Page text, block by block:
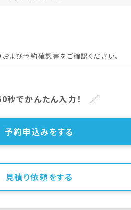
よび予約確認書をご確認ください。
でかんたん入力！ ／
予約申込みをする
見積り依頼をする